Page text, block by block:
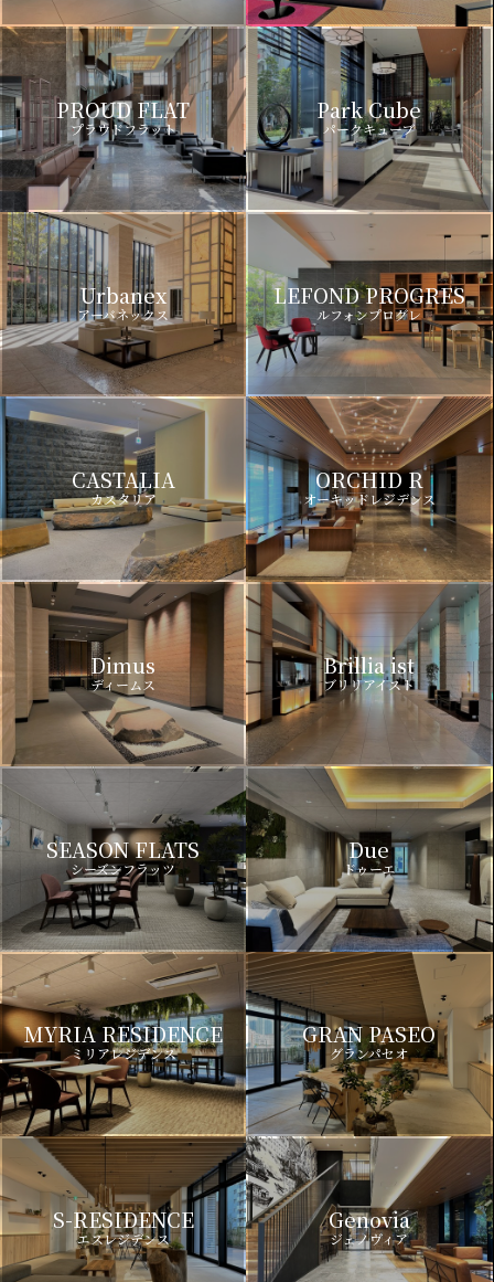
PROUD FLAT
プラウドフラット
Park Cube
パークキューブ
Urbanex
アーバネックス
LEFOND PROGRES
ルフォンプログレ
CASTALIA
カスタリア
ORCHID R
オーキッドレジデンス
Dimus
ディームス
Brillia ist
ブリリアイスト
SEASON FLATS
シーズンフラッツ
Due
ドゥーエ
MYRIA RESIDENCE
ミリアレジデンス
GRAN PASEO
グランパセオ
S-RESIDENCE
エスレジデンス
Genovia
ジェノヴィア